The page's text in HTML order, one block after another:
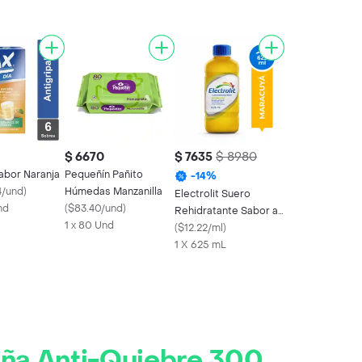
Naranja
und)
$ 6670
Pequeñín Pañito
Húmedas Manzanilla
($83.40/und)
1 x 80 Und
$ 7635 $ 8980
-14%
Electrolit Suero
Rehidratante Sabor a
Maracuyá
($12.22/ml)
1 X 625 mL